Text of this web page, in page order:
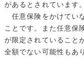
があるとされています。
任意保険をかけてい
ことです。また任意保
が限定されていること
全額でない可能性もあ